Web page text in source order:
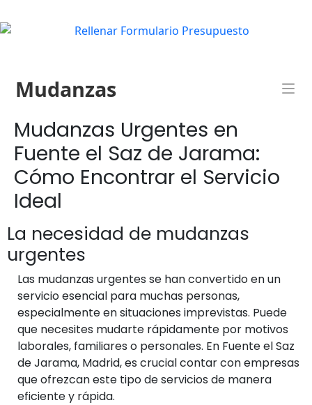
Mudanzas
Mudanzas Urgentes en
Fuente el Saz de Jarama:
Cómo Encontrar el Servicio
Ideal
La necesidad de mudanzas
urgentes
Las mudanzas urgentes se han convertido en un
servicio esencial para muchas personas,
especialmente en situaciones imprevistas. Puede
que necesites mudarte rápidamente por motivos
laborales, familiares o personales. En Fuente el Saz
de Jarama, Madrid, es crucial contar con empresas
que ofrezcan este tipo de servicios de manera
eficiente y rápida.